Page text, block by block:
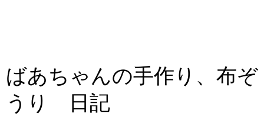
ばあちゃんの手作り、布ぞ
うり 日記